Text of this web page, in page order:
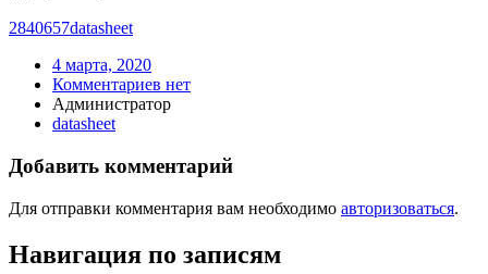
2840657datasheet
4 марта, 2020
Комментариев нет
Администратор
datasheet
Добавить комментарий
Для отправки комментария вам необходимо авторизоваться.
Навигация по записям